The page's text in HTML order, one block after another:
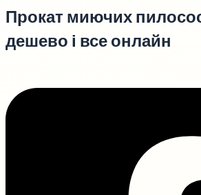
Прокат миючих
дешево і все онлайн